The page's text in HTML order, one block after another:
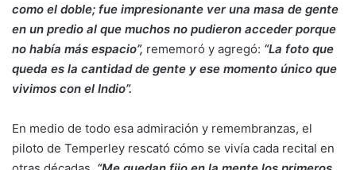
como el doble; fue impresionante ver una masa de gente
en un predio al que muchos no pudieron acceder porque
no había más espacio”, rememoró y agregó: “La foto que
queda es la cantidad de gente y ese momento único que
vivimos con el Indio”.
En medio de todo esa admiración y remembranzas, el
piloto de Temperley rescató cómo se vivía cada recital en